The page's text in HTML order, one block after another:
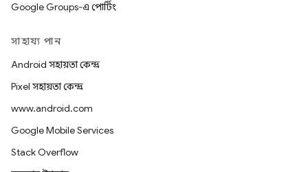
Google Groups-এ পোর্টিং
সাহায্য পান
Android সহায়তা কেন্দ্র
Pixel সহায়তা কেন্দ্র
www.android.com
Google Mobile Services
Stack Overflow